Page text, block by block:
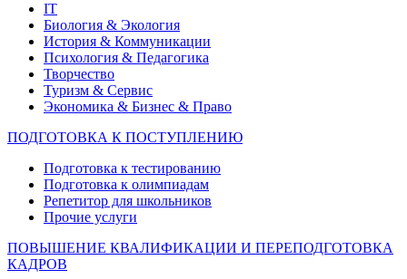
IT
Биология & Экология
История & Коммуникации
Психология & Педагогика
Творчество
Туризм & Сервис
Экономика & Бизнес & Право
ПОДГОТОВКА К ПОСТУПЛЕНИЮ
Подготовка к тестированию
Подготовка к олимпиадам
Репетитор для школьников
Прочие услуги
ПОВЫШЕНИЕ КВАЛИФИКАЦИИ И ПЕРЕПОДГОТОВКА
КАДРОВ